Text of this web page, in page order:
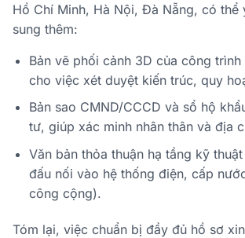
Hồ Chí Minh, Hà Nội, Đà Nẵng, có thể
sung thêm:
Bản vẽ phối cảnh 3D của công trình
cho việc xét duyệt kiến trúc, quy
Bản sao CMND/CCCD và sổ hộ
tư, giúp xác minh nhân thân và địa
Văn bản thỏa thuận hạ tầng kỹ
đấu nối vào hệ thống điện, cấp
công cộng).
Tóm lại, việc chuẩn bị đầy đủ hồ sơ